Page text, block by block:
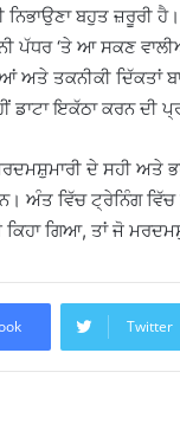
ਬਹੁਤ ਜ਼ਰੂਰੀ ਹੈ।
ਪੱਧਰ ‘ਤੇ ਆ ਸਕਣ
ਅਤੇ ਤਕਨੀਕੀ ਦਿੱਕਤਾਂ
ਡਾਟਾ ਇਕੱਠਾ ਕਰਨ
ਦੇ ਸਹੀ
ਅੰਤ ਵਿੱਚ ਟ੍ਰੇਨਿੰਗ
ਗਿਆ, ਤਾਂ ਜੋ
Twitter